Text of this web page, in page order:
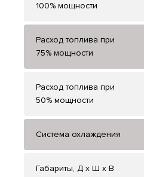
100% мощности
Расход топлива при
75% мощности
Расход топлива при
50% мощности
Система охлаждения
Габариты, Д x Ш x В